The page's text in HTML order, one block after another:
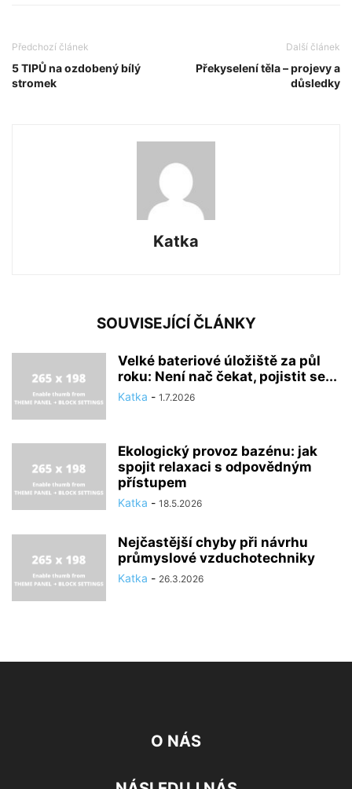
Předchozí článek
5 TIPŮ na ozdobený bílý
stromek
Další článek
Překyselení těla – projevy a
důsledky
Katka
SOUVISEJÍCÍ ČLÁNKY
Velké bateriové úložiště za půl
roku: Není nač čekat, pojistit se...
Katka - 1.7.2026
Ekologický provoz bazénu: jak
spojit relaxaci s odpovědným
přístupem
Katka - 18.5.2026
Nejčastější chyby při návrhu
průmyslové vzduchotechniky
Katka - 26.3.2026
O NÁS